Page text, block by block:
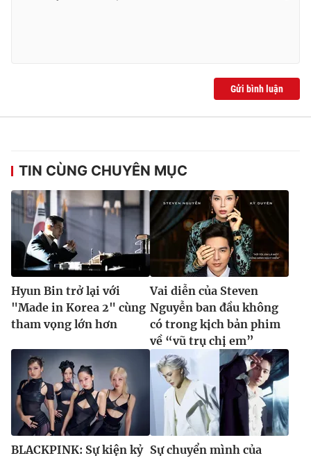
Gửi bình luận
TIN CÙNG CHUYÊN MỤC
Hyun Bin trở lại với
"Made in Korea 2" cùng
tham vọng lớn hơn
Vai diễn của Steven
Nguyễn ban đầu không
có trong kịch bản phim
về “vũ trụ chị em”
BLACKPINK: Sự kiện kỷ Sự chuyển mình của